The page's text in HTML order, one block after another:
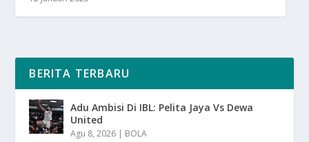
BERITA TERBARU
Adu Ambisi Di IBL: Pelita Jaya Vs Dewa
United
Agu 8, 2026 | BOLA